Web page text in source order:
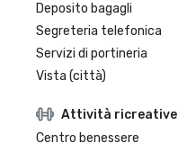
Deposito bagagli
Segreteria telefonica
Servizi di portineria
Vista (città)
Attività ricreative
Centro benessere